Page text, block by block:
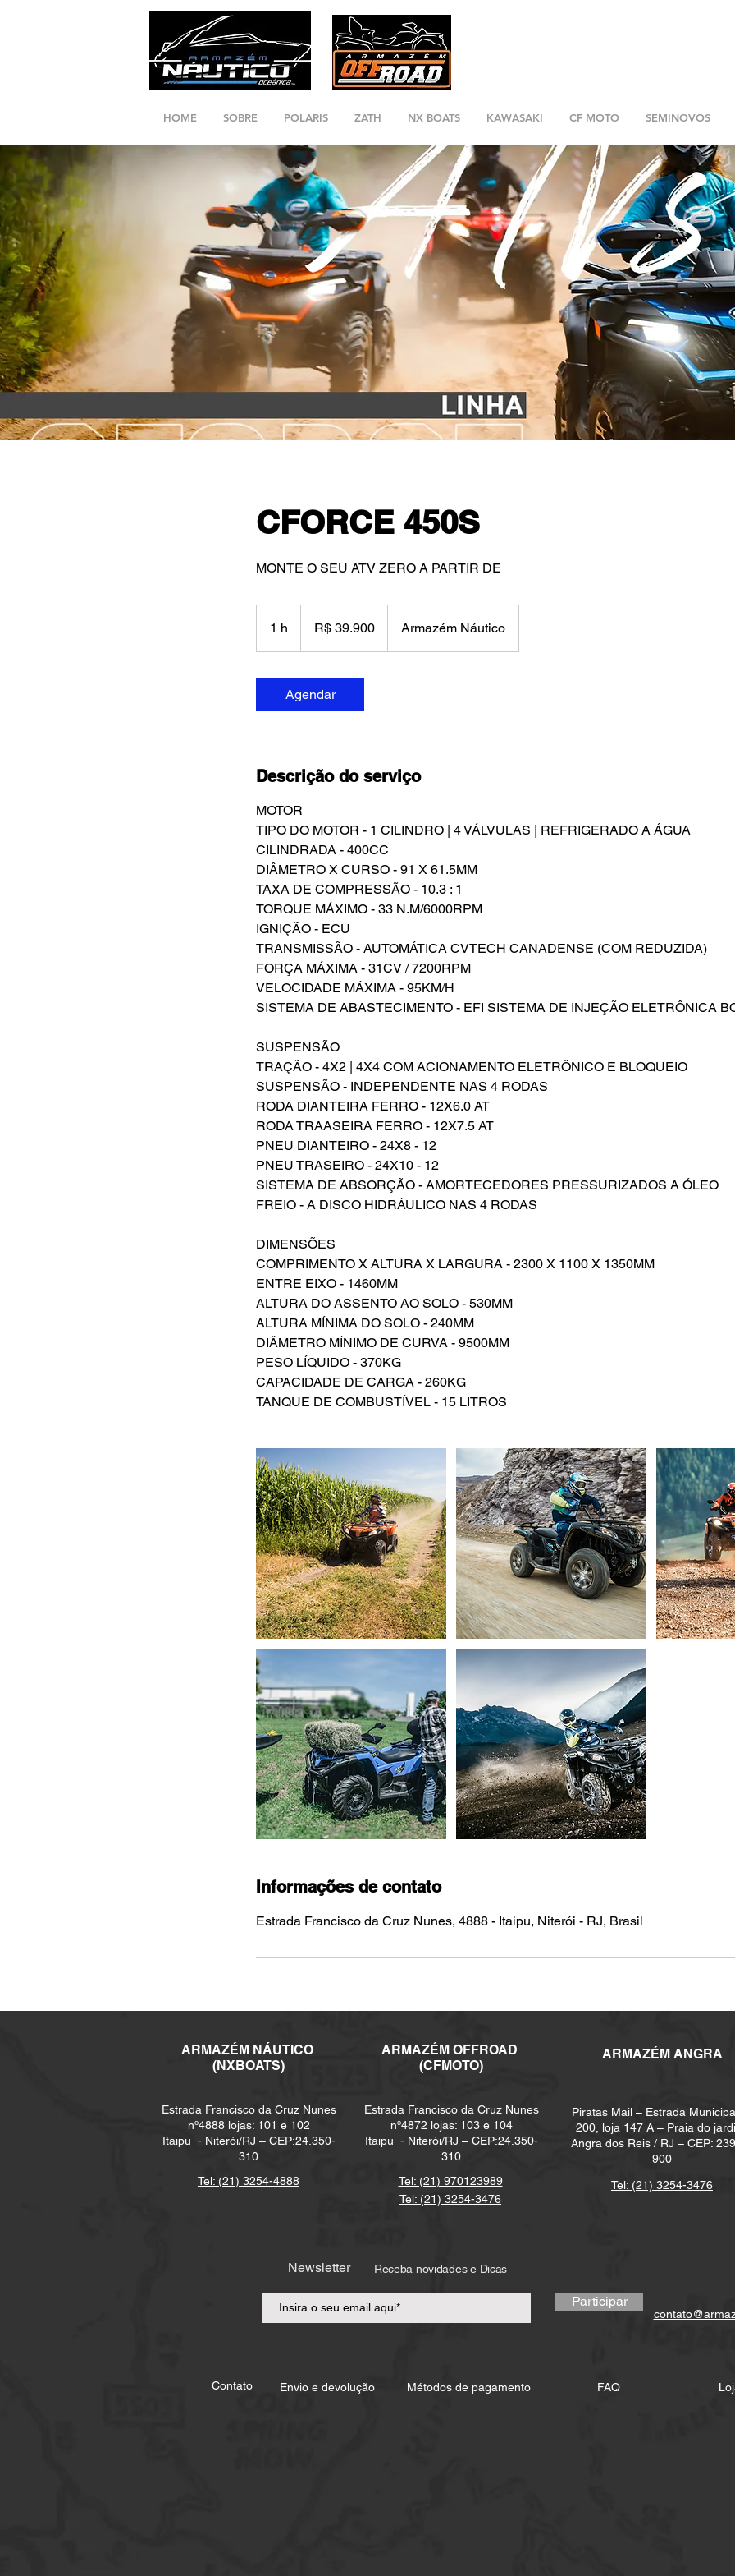
HOME SOBRE POLARIS ZATH NX BOATS KAWASAKI CF MOTO SEMINOVOS
CFORCE 450S
MONTE O SEU ATV ZERO A PARTIR DE
1 h
brasileiros
R$ 39.900 Armazém Náutico
Agendar
Descrição do serviço
MOTOR
TIPO DO MOTOR - 1 CILINDRO | 4 VÁLVULAS | REFRIGERADO A ÁGUA
CILINDRADA - 400CC
DIÂMETRO X CURSO - 91 X 61.5MM
TAXA DE COMPRESSÃO - 10.3 : 1
TORQUE MÁXIMO - 33 N.M/6000RPM
IGNIÇÃO - ECU
TRANSMISSÃO - AUTOMÁTICA CVTECH CANADENSE (COM REDUZIDA)
FORÇA MÁXIMA - 31CV / 7200RPM
VELOCIDADE MÁXIMA - 95KM/H
SISTEMA DE ABASTECIMENTO - EFI SISTEMA DE INJEÇÃO ELETRÔNICA
SUSPENSÃO
TRAÇÃO - 4X2 | 4X4 COM ACIONAMENTO ELETRÔNICO E BLOQUEIO
SUSPENSÃO - INDEPENDENTE NAS 4 RODAS
RODA DIANTEIRA FERRO - 12X6.0 AT
RODA TRAASEIRA FERRO - 12X7.5 AT
PNEU DIANTEIRO - 24X8 - 12
PNEU TRASEIRO - 24X10 - 12
SISTEMA DE ABSORÇÃO - AMORTECEDORES PRESSURIZADOS A ÓLEO
FREIO - A DISCO HIDRÁULICO NAS 4 RODAS
DIMENSÕES
COMPRIMENTO X ALTURA X LARGURA - 2300 X 1100 X 1350MM
ENTRE EIXO - 1460MM
ALTURA DO ASSENTO AO SOLO - 530MM
ALTURA MÍNIMA DO SOLO - 240MM
DIÂMETRO MÍNIMO DE CURVA - 9500MM
PESO LÍQUIDO - 370KG
CAPACIDADE DE CARGA - 260KG
TANQUE DE COMBUSTÍVEL - 15 LITROS
Informações de contato
Estrada Francisco da Cruz Nunes, 4888 - Itaipu, Niterói - RJ, Brasil
ARMAZÉM NÁUTICO
(NXBOATS)
ARMAZÉM OFFROAD
(CFMOTO)
ARMAZÉM ANGRA
Estrada Francisco da Cruz Nunes
nº4888 lojas: 101 e 102
Itaipu - Niterói/RJ – CEP:24.350-
310
Tel: (21) 3254-4888
Estrada Francisco da Cruz Nunes
nº4872 lojas: 103 e 104
Itaipu - Niterói/RJ – CEP:24.350-
310
Tel: (21) 970123989
Tel: (21) 3254-3476
Tel: (21) 3254-3476
Piratas Mail – Estrada
200, loja 147 A – Praia do
Angra dos Reis / RJ – CEP:
900
Newsletter Receba novidades e Dicas
Participar
Contato Envio e devolução Métodos de pagamento FAQ